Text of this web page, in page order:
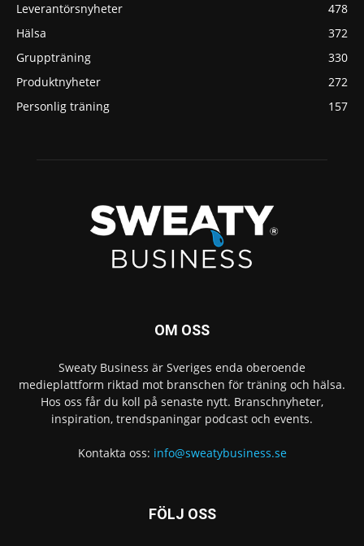
Leverantörsnyheter
478
Hälsa
372
Gruppträning
330
Produktnyheter
272
Personlig träning
157
OM OSS
Sweaty Business är Sveriges enda oberoende
medieplattform riktad mot branschen för träning och hälsa.
Hos oss får du koll på senaste nytt. Branschnyheter,
inspiration, trendspaningar podcast och events.
Kontakta oss: info@sweatybusiness.se
FÖLJ OSS